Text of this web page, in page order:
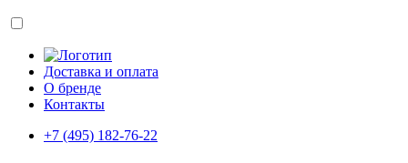
Доставка и оплата
О бренде
Контакты
+7 (495) 182-76-22